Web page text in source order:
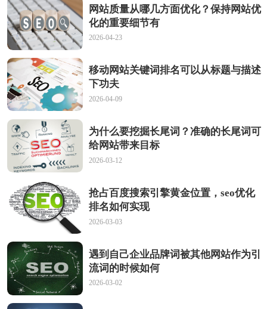
网站质量从哪几方面优化？保持网站优
化的重要细节有
2026-04-23
移动网站关键词排名可以从标题与描述
下功夫
2026-04-09
为什么要挖掘长尾词？准确的长尾词可
给网站带来目标
2026-03-12
抢占百度搜索引擎黄金位置，seo优化
排名如何实现
2026-03-03
遇到自己企业品牌词被其他网站作为引
流词的时候如何
2026-03-02